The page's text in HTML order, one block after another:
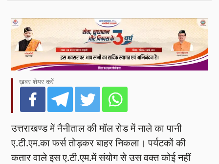
ख़बर शेयर करें
उत्तराखण्ड में नैनीताल की मॉल रोड में नाले का पानी
ए.टी.एम.का फर्स तोड़कर बाहर निकला। पर्यटकों की
कतार वाले इस ए.टी.एम.में संयोग से उस वक्त कोई नहीं